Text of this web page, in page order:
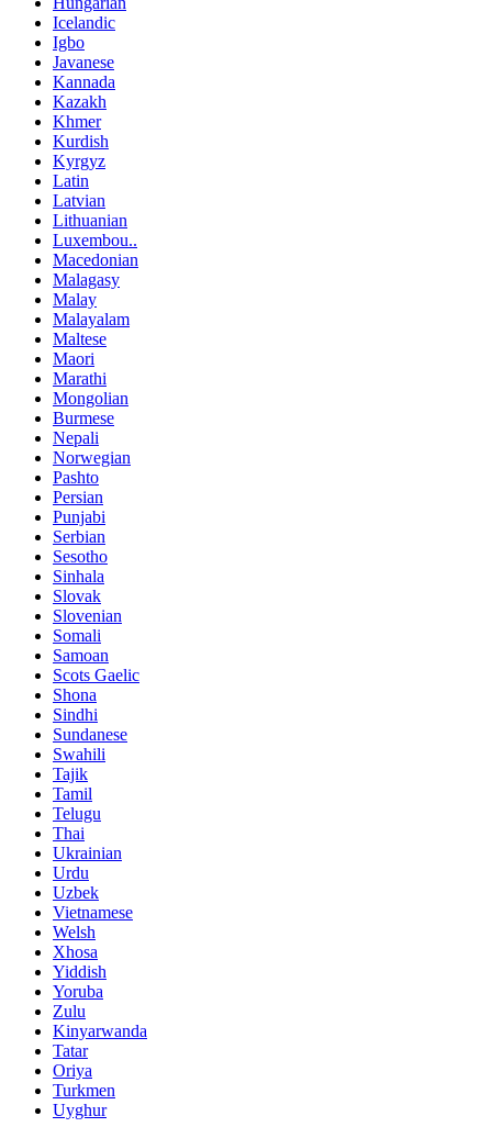
Icelandic
Igbo
Javanese
Kannada
Kazakh
Khmer
Kurdish
Kyrgyz
Latin
Latvian
Lithuanian
Luxembou..
Macedonian
Malagasy
Malay
Malayalam
Maltese
Maori
Marathi
Mongolian
Burmese
Nepali
Norwegian
Pashto
Persian
Punjabi
Serbian
Sesotho
Sinhala
Slovak
Slovenian
Somali
Samoan
Scots Gaelic
Shona
Sindhi
Sundanese
Swahili
Tajik
Tamil
Telugu
Thai
Ukrainian
Urdu
Uzbek
Vietnamese
Welsh
Xhosa
Yiddish
Yoruba
Zulu
Kinyarwanda
Tatar
Oriya
Turkmen
Uyghur